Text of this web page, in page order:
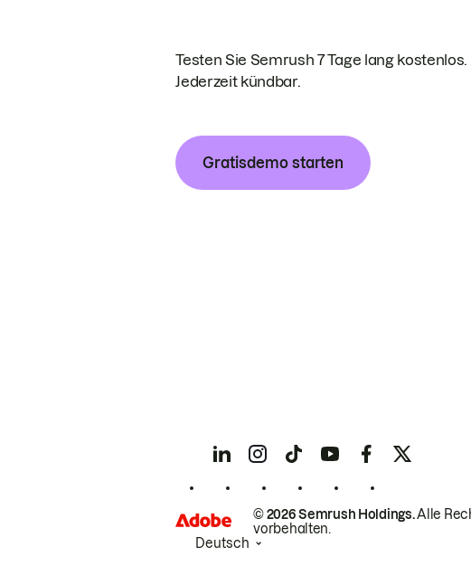
Testen Sie Semrush 7 Tage lang kostenlos.
Jederzeit kündbar.
Gratisdemo starten
© 2026 Semrush Holdings.Alle
vorbehalten.
Deutsch